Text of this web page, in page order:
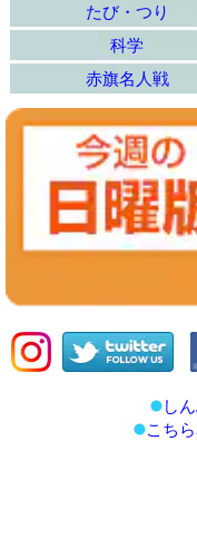
たび・つり
科学
赤旗名人戦
し
こち